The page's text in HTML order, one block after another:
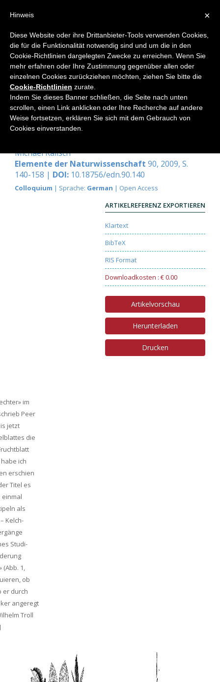
Home
Werkstattgeheimnisse der
Pflanzenmetamorphose: Aus
welchem vegetativen «Material»
stammen Blütenhülle und Frucht?
Michael Kalisch
Elemente der Naturwissenschaft 90, 2009, S.
140-158 | DOI: 10.18756/edn.90.140
Colloquium | Sprache: German | Open Access
ARTIKELREFERENZ EXPORTIEREN
Klartext
BibTeX
RIS Format
Downloadkosten : € 0.00
Artikelvorschau
Herunterladen
Drucken
im
Peer
jetzt
die
ich
erschien
Titel es
als
Kelch-
Studi-
1,
ob
er durch
angeregt
Troll
×
Hinweis
Diese Website oder ihre Drittanbieter-Tools verwenden Cookies,
die für die Funktionalität notwendig sind und um die in den
Cookie-Richtlinien dargelegten Zwecke zu erreichen. Wenn Sie
mehr erfahren oder Ihre Zustimmung gegenüber allen oder
einzelnen Cookies zurückziehen möchten, ziehen Sie bitte die
Cookie-Richtlinien zurate.
Indem Sie dieses Banner schließen, die Seite nach unten
scrollen, einen Link anklicken oder Ihre Recherche auf andere
Weise fortsetzen, erklären Sie sich mit dem Gebrauch von
Cookies einverstanden.